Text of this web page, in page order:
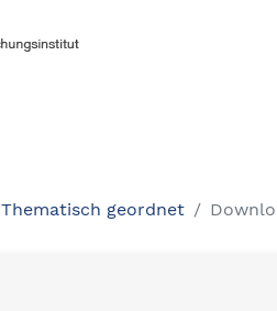
Thematisch geordnet